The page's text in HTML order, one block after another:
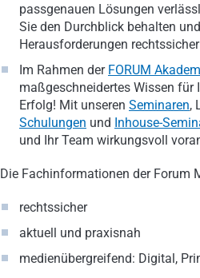
passgenauen Lösungen
Sie den Durchblick behalten
Herausforderungen
Im Rahmen der FORUM
maßgeschneidertes Wissen für
Erfolg! Mit unseren Seminaren,
Schulungen und Inhouse-
und Ihr Team wirkungsvoll
Die Fachinformationen der Forum
rechtssicher
aktuell und praxisnah
medienübergreifend: Digital,